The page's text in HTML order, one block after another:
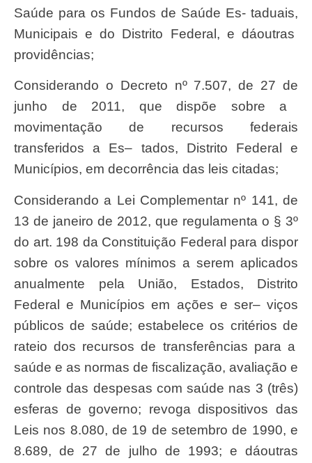
Saúde para os Fundos de Saúde Es- taduais,
Municipais e do Distrito Federal , e dáoutras
providências;
Considerando o Decreto nº7.507, de 27 de
junho de 2011, que dispõe sobre a
movimentaçãode recursosfederais
transferidos a Es– tados, Distrito Federal e
Municípios, em decorrência das leis citadas;
Considerando a Lei Complementar nº 141, de
13 de janeiro de 2012, que regulamenta o § 3º
do art. 198 da Constituição Federal para dispor
sobre os valores mínimos a serem aplicados
anualmente pela União, Estados, Distrito
Federal e Municípios em ações e ser– viços
públicos de saúde; estabelece os critérios de
rateio dos recursos de transferências para a
saúde e as normas de fiscalização, avaliação e
controle das despesas comsaúde nas 3 (três)
esferas de governo; revoga dispositivos das
Leis nos 8.080, de 19 de setembro de 1990, e
8.689, de 27 de julho de 1993; e dáoutras